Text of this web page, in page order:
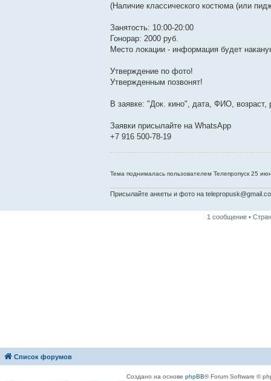
(Наличие классического костюма (или
Занятость: 10:00-20:00
Гонорар: 2000 руб.
Место локации - информация будет
Утверждение по фото!
Утвержденным позвонят!
В заявке: "Док. кино", дата, ФИО,
Заявки присылайте на WhatsApp
+7 916 500-78-19
Тема поднималась пользователем Телепропуск 25
Присылайте анкеты и фото на
1 сообщение •
Список форумов
Создано на основе phpBB® Forum Software ©